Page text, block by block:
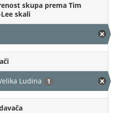
skupa prema Tim
skali
Ludina 1